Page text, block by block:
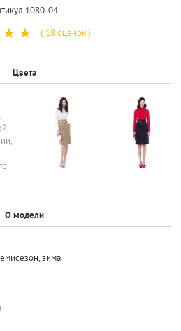
1080-04
☆
☆ ( 18 оценок )
Цвета
О модели
зима